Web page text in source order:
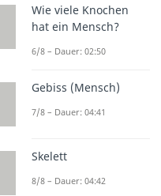
Wie viele Knochen
hat ein Mensch?
6/8 – Dauer: 02:50
Gebiss (Mensch)
7/8 – Dauer: 04:41
Skelett
8/8 – Dauer: 04:42